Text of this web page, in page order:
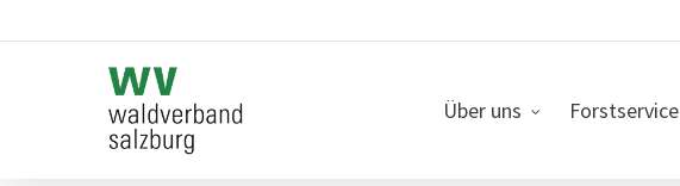
to
Über uns Forstservice